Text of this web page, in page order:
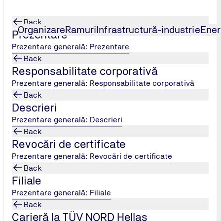
OrganizareRamuriInfrastructură-industrie
Back
Prezentare
Prezentare generală: Prezentare
Back
Responsabilitate corporativă
Prezentare generală: Responsabilitate corporativă
Back
Descrieri
Prezentare generală: Descrieri
Back
Revocări de certificate
Prezentare generală: Revocări de certificate
Back
Filiale
Prezentare generală: Filiale
Back
Carieră la TÜV NORD Hellas
de calitate pentru proiectarea, dezvoltarea, producția,
care armonizează și depășește standardele existente de
cerințele unui sistem de calitate pentru proiectarea,